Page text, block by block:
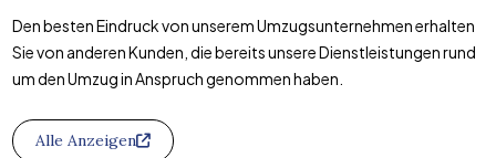
Den besten Eindruck von unserem Umzugsunternehmen erhalten
Sie von anderen Kunden, die bereits unsere Dienstleistungen rund
um den Umzug in Anspruch genommen haben.
Alle Anzeigen